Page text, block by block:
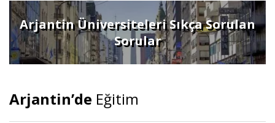
Arjantin Üniversiteleri Sıkça Sorulan
Sorular
Arjantin’de Eğitim